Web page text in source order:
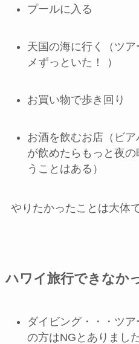
プールに入る
天国の海に行く（ツ
メずっといた！
）
お買い物で歩き回り
お酒を飲むお店（ビ
が飲めたらもっと夜
うことはある）
やりたかったことは大体
ハワイ旅行できなか
ダイビング・・・ツ
の方はNGとありました